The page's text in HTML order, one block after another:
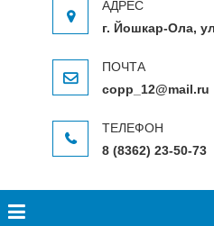
г. Йошкар-Ола,
copp_12@mail.ru
8 (8362) 23-50-73